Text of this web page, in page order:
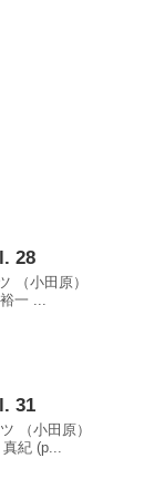
28
（小田原）
一 ...
31
（小田原）
紀 (p...